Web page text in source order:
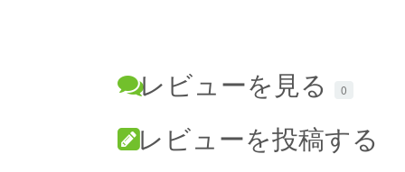
レビューを見る 0
レビューを投稿する